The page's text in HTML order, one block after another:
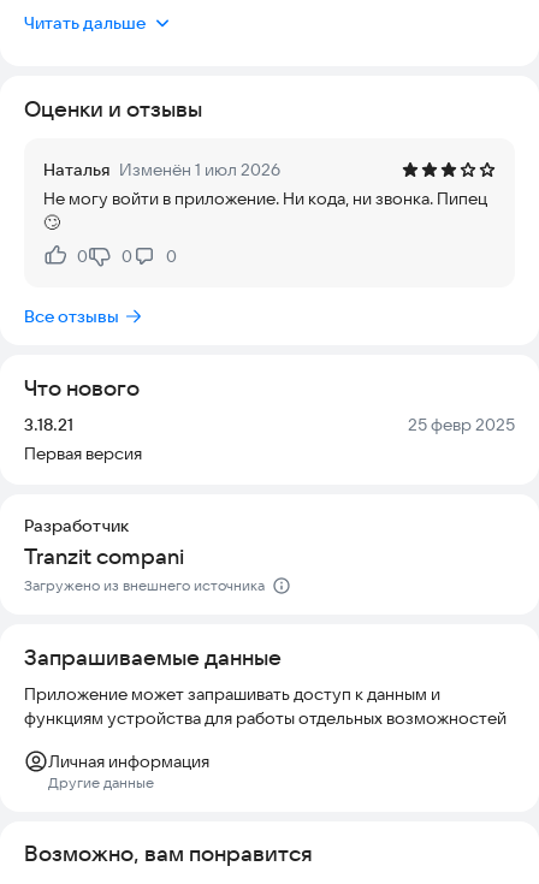
актуальности предложений.
дома, не тратя время на лишние переезды.
попутчиками на машине, экономя время и средства.
- Приложение помогает объединить вас с водителем,
маршрут которого совпадает с вашим, делая поездку
- Путешествуйте наиболее удобным для вас способом –
- Карпулинг
- Путешествуйте с выгодой вместе, разделяя расходы и
находя компанию в дороге.
Попробуйте наше приложение прямо сейчас и найдите
идеального попутчика для вашей следующей поездки.
Читать дальше
Оценки и отзывы
Наталья Изменён 1 июл 2026
Не могу войти в приложение. Ни кода, ни звонка. Пипец
🙄
Нравится:
0Не нравится:
0 0
Все отзывы
Что нового
Версия:
3.18.21 Дата:
25 февр 2025
Первая версия
Разработчик
Tranzit compani
Загружено из внешнего источника
Запрашиваемые данные
Приложение может запрашивать доступ к данным и
функциям устройства для работы отдельных возможностей
Личная информация
Другие данные
Возможно, вам понравится